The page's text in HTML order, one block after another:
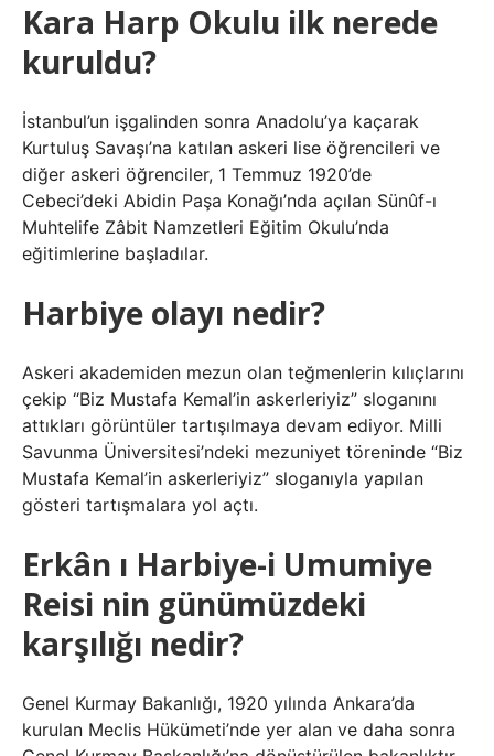
Kara Harp Okulu ilk nerede
kuruldu?
İstanbul’un işgalinden sonra Anadolu’ya kaçarak
Kurtuluş Savaşı’na katılan askeri lise öğrencileri ve
diğer askeri öğrenciler, 1 Temmuz 1920’de
Cebeci’deki Abidin Paşa Konağı’nda açılan Sünûf-ı
Muhtelife Zâbit Namzetleri Eğitim Okulu’nda
eğitimlerine başladılar.
Harbiye olayı nedir?
Askeri akademiden mezun olan teğmenlerin kılıçlarını
çekip “Biz Mustafa Kemal’in askerleriyiz” sloganını
attıkları görüntüler tartışılmaya devam ediyor. Milli
Savunma Üniversitesi’ndeki mezuniyet töreninde “Biz
Mustafa Kemal’in askerleriyiz” sloganıyla yapılan
gösteri tartışmalara yol açtı.
Erkân ı Harbiye-i Umumiye
Reisi nin günümüzdeki
karşılığı nedir?
Genel Kurmay Bakanlığı, 1920 yılında Ankara’da
kurulan Meclis Hükümeti’nde yer alan ve daha sonra